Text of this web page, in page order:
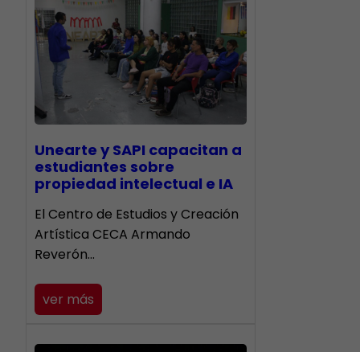
Unearte y SAPI capacitan a
estudiantes sobre
propiedad intelectual e IA
El Centro de Estudios y Creación
Artística CECA Armando
Reverón…
ver más